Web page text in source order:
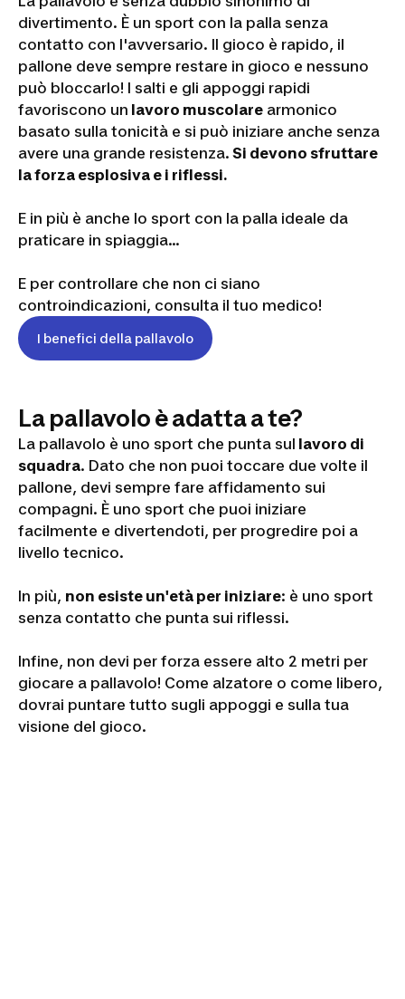
divertimento. È un sport con la palla senza
contatto con l'avversario. Il gioco è rapido, il
pallone deve sempre restare in gioco e nessuno
può bloccarlo! I salti e gli appoggi rapidi
favoriscono un lavoro muscolare armonico
basato sulla tonicità e si può iniziare anche senza
avere una grande resistenza. Si devono sfruttare
la forza esplosiva e i riflessi.
E in più è anche lo sport con la palla ideale da
praticare in spiaggia…
E per controllare che non ci siano
controindicazioni, consulta il tuo medico!
I benefici della pallavolo
La pallavolo è adatta a te?
La pallavolo è uno sport che punta sul lavoro di
squadra. Dato che non puoi toccare due volte il
pallone, devi sempre fare affidamento sui
compagni. È uno sport che puoi iniziare
facilmente e divertendoti, per progredire poi a
livello tecnico.
In più, non esiste un'età per iniziare: è uno sport
senza contatto che punta sui riflessi.
Infine, non devi per forza essere alto 2 metri per
giocare a pallavolo! Come alzatore o come libero,
dovrai puntare tutto sugli appoggi e sulla tua
visione del gioco.